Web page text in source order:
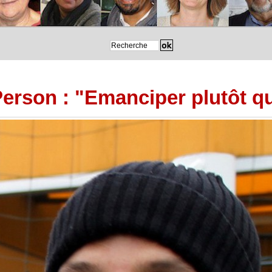
: "Emanciper plutôt